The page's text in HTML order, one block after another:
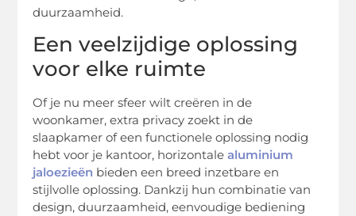
duurzaamheid.
Een veelzijdige oplossing
voor elke ruimte
Of je nu meer sfeer wilt creëren in de
woonkamer, extra privacy zoekt in de
slaapkamer of een functionele oplossing nodig
hebt voor je kantoor, horizontalealuminium
jaloezieën bieden een breed inzetbare en
stijlvolle oplossing. Dankzij hun combinatie van
design, duurzaamheid, eenvoudige bediening